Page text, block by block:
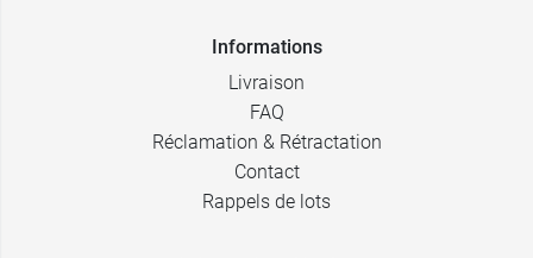
Informations
Livraison
FAQ
Réclamation & Rétractation
Contact
Rappels de lots